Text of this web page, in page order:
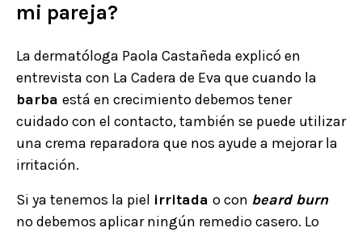
mi pareja?
La dermatóloga Paola Castañeda explicó en
entrevista con La Cadera de Eva que cuando la
barba está en crecimiento debemos tener
cuidado con el contacto, también se puede utilizar
una crema reparadora que nos ayude a mejorar la
irritación.
Si ya tenemos la piel irritada o con beard burn
no debemos aplicar ningún remedio casero. Lo